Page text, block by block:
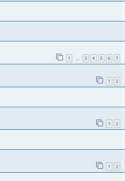
1 … 3 4 5 6 7
1 2
1 2
1 2